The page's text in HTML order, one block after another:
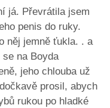
já. Převrátila jsem
penis do ruky.
něj jemně ťukla. . a
na Boyda
jeho chlouba už
prosil, abych
rukou po hladké